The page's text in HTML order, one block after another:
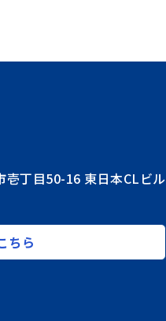
壱丁目50-16 東日本CLビル
ちら